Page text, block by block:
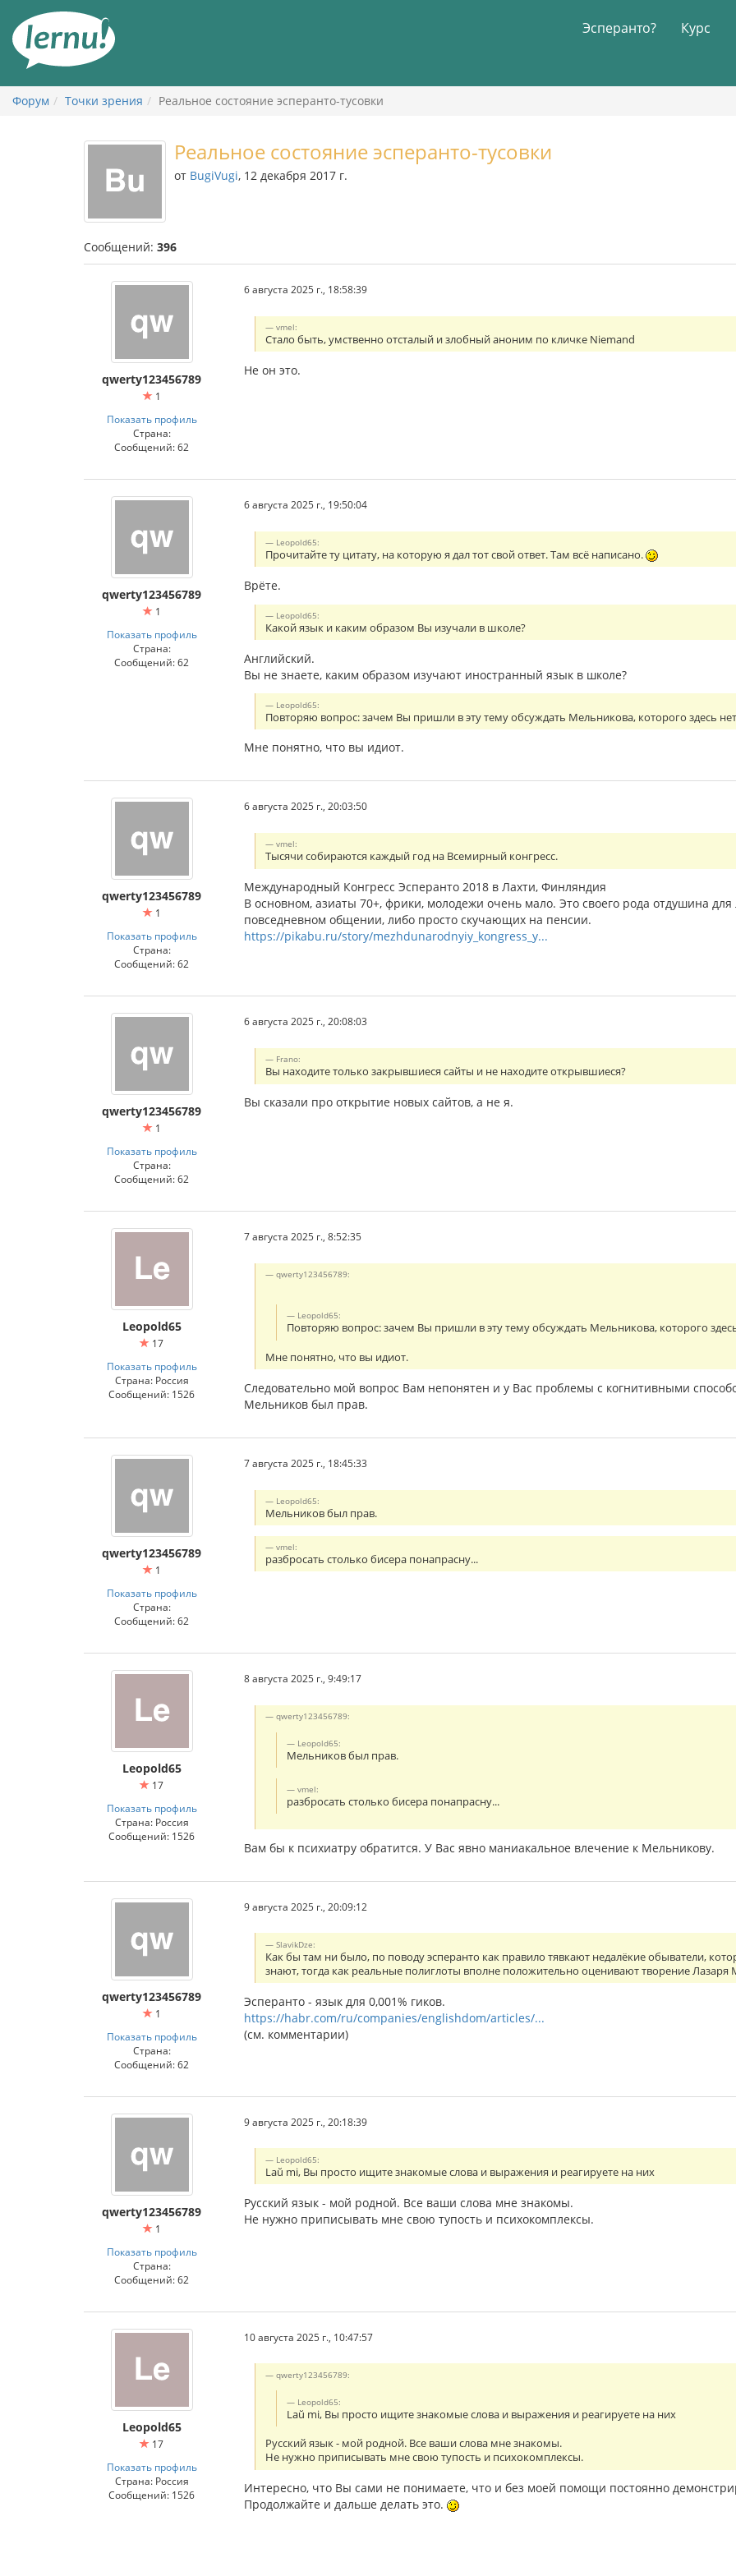
содержанию
Эсперанто? Курс
Форум Точки зрения Реальное состояние эсперанто-тусовки
Реальное состояние эсперанто-тусовки
от BugiVugi, 12 декабря 2017 г.
Сообщений: 396
qwerty123456789
1
Показать профиль
Страна:
Сообщений: 62
6 августа 2025 г., 18:58:39
vmel:
Стало быть, умственно отсталый и злобный аноним по кличке Niemand
Не он это.
qwerty123456789
1
Показать профиль
Страна:
Сообщений: 62
6 августа 2025 г., 19:50:04
Leopold65:
Прочитайте ту цитату, на которую я дал тот свой ответ. Там всё написано.
Врёте.
Leopold65:
Какой язык и каким образом Вы изучали в школе?
Английский.
Вы не знаете, каким образом изучают иностранный язык в школе?
Leopold65:
Повторяю вопрос: зачем Вы пришли в эту тему обсуждать Мельникова, которого здесь
Мне понятно, что вы идиот.
qwerty123456789
1
Показать профиль
Страна:
Сообщений: 62
6 августа 2025 г., 20:03:50
vmel:
Тысячи собираются каждый год на Всемирный конгресс.
Международный Конгресс Эсперанто 2018 в Лахти, Финляндия
В основном, азиаты 70+, фрики, молодежи очень мало. Это своего рода отдушина
повседневном общении, либо просто скучающих на пенсии.
https://pikabu.ru/story/mezhdunarodnyiy_kongress_y...
qwerty123456789
1
Показать профиль
Страна:
Сообщений: 62
6 августа 2025 г., 20:08:03
Frano:
Вы находите только закрывшиеся сайты и не находите открывшиеся?
Вы сказали про открытие новых сайтов, а не я.
Leopold65
17
Показать профиль
Страна: Россия
Сообщений: 1526
7 августа 2025 г., 8:52:35
qwerty123456789:
Leopold65:
Повторяю вопрос: зачем Вы пришли в эту тему обсуждать Мельникова, которого
Мне понятно, что вы идиот.
Следовательно мой вопрос Вам непонятен и у Вас проблемы с когнитивными
Мельников был прав.
qwerty123456789
1
Показать профиль
Страна:
Сообщений: 62
7 августа 2025 г., 18:45:33
Leopold65:
Мельников был прав.
vmel:
разбросать столько бисера понапрасну...
Leopold65
17
Показать профиль
Страна: Россия
Сообщений: 1526
8 августа 2025 г., 9:49:17
qwerty123456789:
Leopold65:
Мельников был прав.
vmel:
разбросать столько бисера понапрасну...
Вам бы к психиатру обратится. У Вас явно маниакальное влечение к Мельникову.
qwerty123456789
1
Показать профиль
Страна:
Сообщений: 62
9 августа 2025 г., 20:09:12
SlavikDze:
Как бы там ни было, по поводу эсперанто как правило тявкают недалёкие обыватели,
знают, тогда как реальные полиглоты вполне положительно оценивают творение Лазаря
Эсперанто - язык для 0,001% гиков.
https://habr.com/ru/companies/englishdom/articles/...
(см. комментарии)
qwerty123456789
1
Показать профиль
Страна:
Сообщений: 62
9 августа 2025 г., 20:18:39
Leopold65:
Laŭ mi, Вы просто ищите знакомые слова и выражения и реагируете на них
Русский язык - мой родной. Все ваши слова мне знакомы.
Не нужно приписывать мне свою тупость и психокомплексы.
Leopold65
17
Показать профиль
Страна: Россия
Сообщений: 1526
10 августа 2025 г., 10:47:57
qwerty123456789:
Leopold65:
Laŭ mi, Вы просто ищите знакомые слова и выражения и реагируете на них
Русский язык - мой родной. Все ваши слова мне знакомы.
Не нужно приписывать мне свою тупость и психокомплексы.
Интересно, что Вы сами не понимаете, что и без моей помощи постоянно
Продолжайте и дальше делать это.